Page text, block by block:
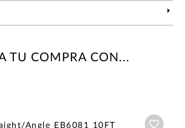
TU COMPRA CON...
Angle EB6081 10FT